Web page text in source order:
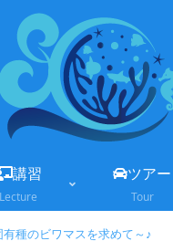
講習
Lecture
ツアー
Tour
有種のビワマスを求めて～♪